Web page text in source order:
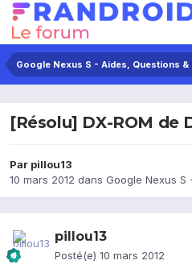
Google Nexus S - Aides, Questions &
[Résolu] DX-ROM de
Par pillou13
10 mars 2012 dans Google Nexus S
pillou13
Posté(e) 10 mars 2012